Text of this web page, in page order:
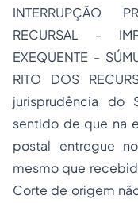
INTERRUPÇÃO
RECURSAL -
EXEQUENTE -
RITO DOS
jurisprudência do
sentido de que na
postal entregue
mesmo que
Corte de origem